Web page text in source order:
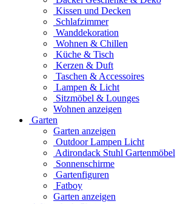
Kissen und Decken
Schlafzimmer
Wanddekoration
Wohnen & Chillen
Küche & Tisch
Kerzen & Duft
Taschen & Accessoires
Lampen & Licht
Sitzmöbel & Lounges
Wohnen anzeigen
Garten
Garten anzeigen
Outdoor Lampen Licht
Adirondack Stuhl Gartenmöbel
Sonnenschirme
Gartenfiguren
Fatboy
Garten anzeigen